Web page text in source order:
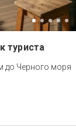
туриста
до Черного моря